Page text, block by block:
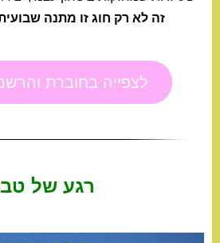
זה לא רק חוג זו מתנה
לצפייה בחוברת
רגע של